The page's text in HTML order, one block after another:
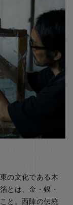
の文化である木
とは、金・銀・
と。西陣の伝統